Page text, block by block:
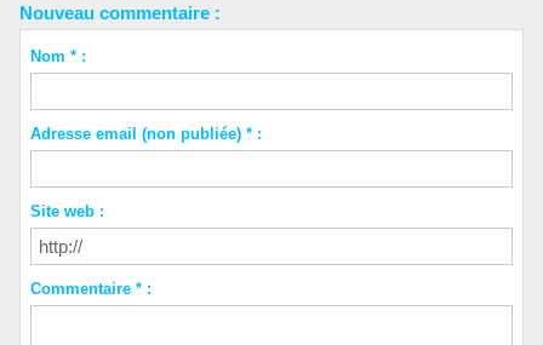
Nouveau commentaire :
Nom * :
Adresse email (non publiée) * :
Site web :
Commentaire * :